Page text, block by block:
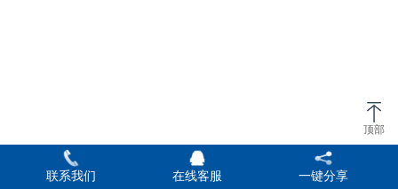
联系我们 在线客服 一键分享
顶部